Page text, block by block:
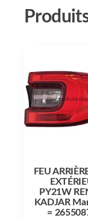
FEU
PY21W
KADJAR
=